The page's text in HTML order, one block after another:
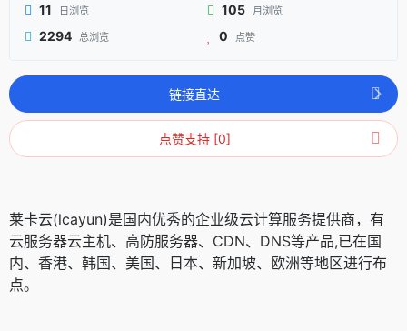
11 日浏览 105 月浏览
2294 总浏览 0 点赞
链接直达
点赞支持 [0]
莱卡云(lcayun)是国内优秀的企业级云计算服务提供商，有
云服务器云主机、高防服务器、CDN、DNS等产品,已在国
内、香港、韩国、美国、日本、新加坡、欧洲等地区进行布
点。